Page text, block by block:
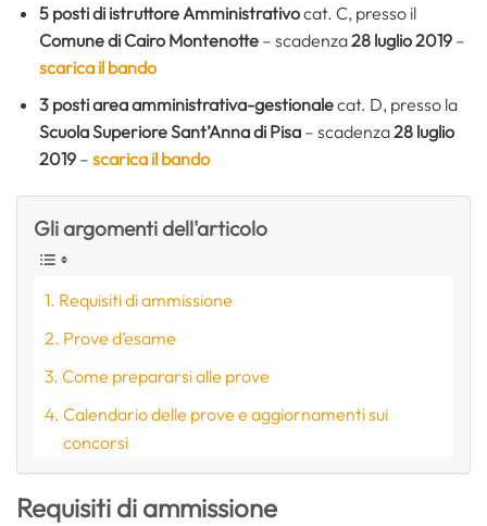
5 posti di istruttore Amministrativocat. C, presso il
Comune di Cairo Montenotte– scadenza28 luglio 2019–
scarica il bando
3 posti area amministrativa-gestionalecat. D, presso la
Scuola Superiore Sant’Anna di Pisa– scadenza28 luglio
2019– scarica il bando
Gli argomenti dell'articolo
Requisiti di ammissione
Prove d’esame
Come prepararsi alle prove
Calendario delle prove e aggiornamenti sui
concorsi
Requisiti di ammissione